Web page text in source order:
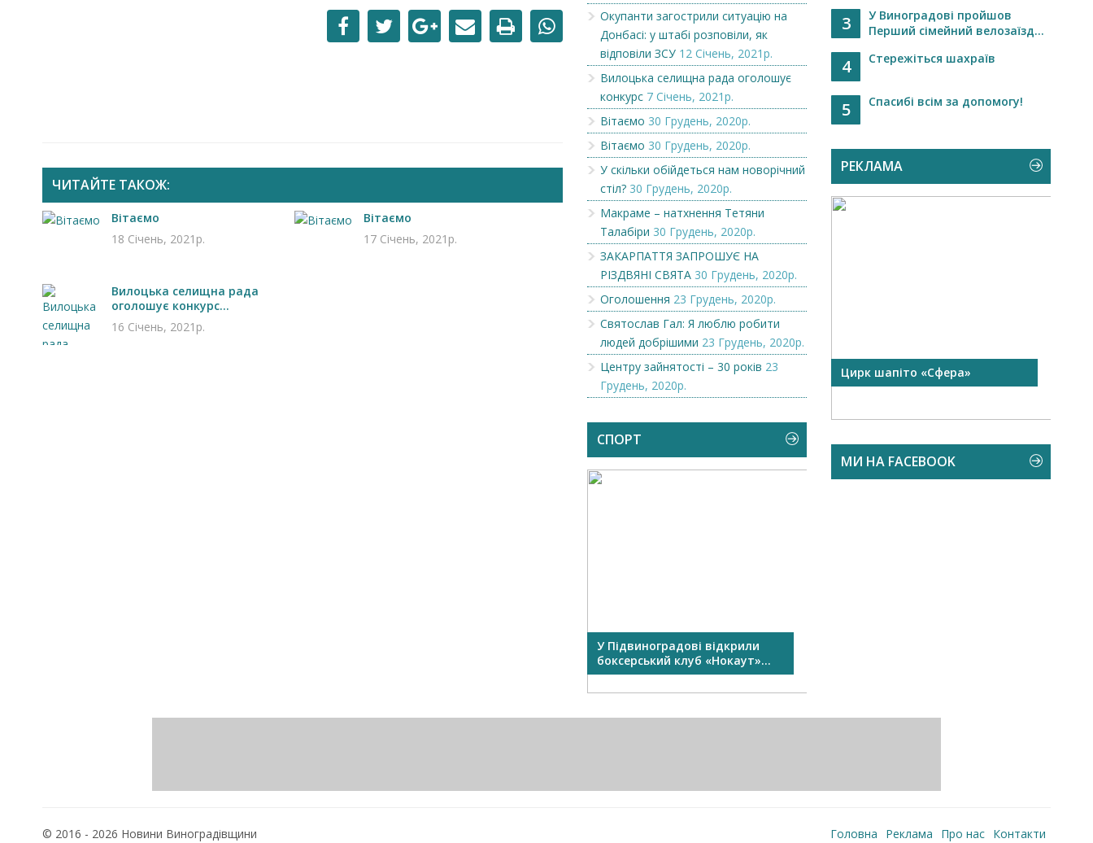
ЧИТАЙТЕ ТАКОЖ:
Вітаємо
18 Січень, 2021р.
Вітаємо
17 Січень, 2021р.
Вилоцька селищна рада
оголошує конкурс...
16 Січень, 2021р.
Окупанти загострили ситуацію на
Донбасі: у штабі розповіли, як
відповіли ЗСУ 12 Січень, 2021р.
Вилоцька селищна рада оголошує
конкурс 7 Січень, 2021р.
Вітаємо 30 Грудень, 2020р.
Вітаємо 30 Грудень, 2020р.
У скільки обійдеться нам новорічний
стіл? 30 Грудень, 2020р.
Макраме – натхнення Тетяни
Талабіри 30 Грудень, 2020р.
ЗАКАРПАТТЯ ЗАПРОШУЄ НА
РІЗДВЯНІ СВЯТА 30 Грудень, 2020р.
Оголошення 23 Грудень, 2020р.
Святослав Гал: Я люблю робити
людей добрішими 23 Грудень, 2020р.
Центру зайнятості – 30 років 23
Грудень, 2020р.
СПОРТ
У Підвиноградові відкрили
боксерський клуб «Нокаут»...
3
У Виноградові пройшов
Перший сімейний велозаїзд...
4 Стережіться шахраїв
5 Спасибі всім за допомогу!
РЕКЛАМА
Викупимо бруньки чорної
смородини...
Цирк шапіто «Сфера»
МИ НА FACEBOOK
© 2016 - 2026 Новини Виноградівщини Головна Реклама Про нас Контакти